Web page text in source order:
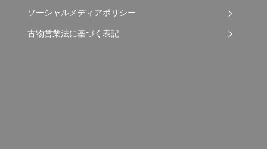
ソーシャルメディアポリシー
古物営業法に基づく表記